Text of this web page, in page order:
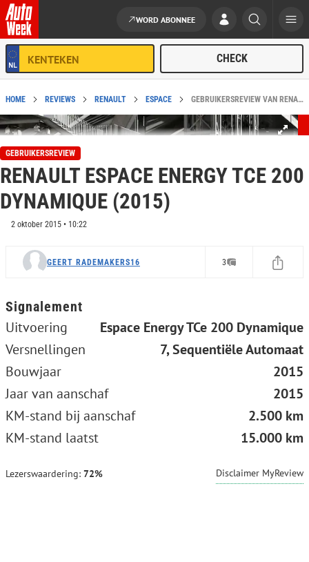
Ga naar de inhoud
WORD ABONNEE
HOME REVIEWS RENAULT ESPACE GEBRUIKERSREVIEW VAN RENAULT ESPACE ENERGY TCE 200 DYNAMIQUE (2015)
GEBRUIKERSREVIEW
RENAULT ESPACE ENERGY TCE 200
DYNAMIQUE (2015)
2 oktober 2015 • 10:22
GEERT RADEMAKERS16 3
Signalement
Uitvoering
Espace Energy TCe 200 Dynamique
Versnellingen
7, Sequentiële Automaat
Bouwjaar
2015
Jaar van aanschaf
2015
KM-stand bij aanschaf
2.500 km
KM-stand laatst
15.000 km
Lezerswaardering: 72% Disclaimer MyReview